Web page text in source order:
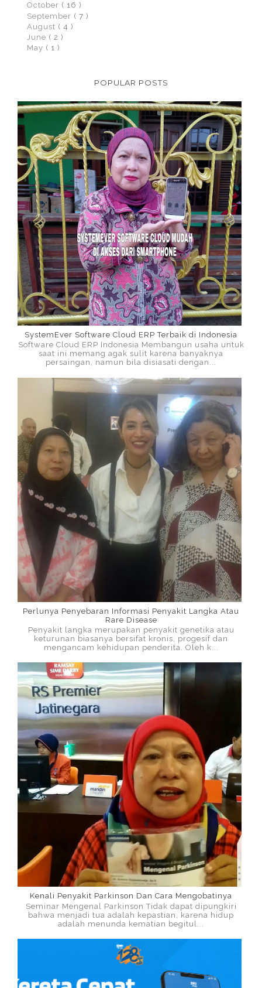
October ( 16 )
September ( 7 )
August ( 4 )
June ( 2 )
May ( 1 )
POPULAR POSTS
SystemEver Software Cloud ERP Terbaik di Indonesia
Software Cloud ERP Indonesia Membangun usaha untuk
saat ini memang agak sulit karena banyaknya
persaingan, namun bila disiasati dengan...
Perlunya Penyebaran Informasi Penyakit Langka Atau
Rare Disease
Penyakit langka merupakan penyakit genetika atau
keturunan biasanya bersifat kronis, progesif dan
mengancam kehidupan penderita. Oleh k...
Kenali Penyakit Parkinson Dan Cara Mengobatinya
Seminar Mengenal Parkinson Tidak dapat dipungkiri
bahwa menjadi tua adalah kepastian, karena hidup
adalah menunda kematian begitul...